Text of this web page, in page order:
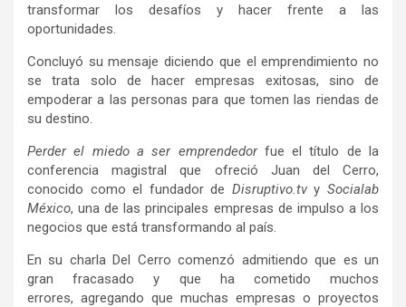
transformar los desafíos y hacer frente a las
oportunidades.
Concluyó su mensaje diciendo que el emprendimiento no
se trata solo de hacer empresas exitosas, sino de
empoderar a las personas para que tomen las riendas de
su destino.
Perder el miedo a ser emprendedorfue el título de la
conferencia magistral que ofreció Juan del Cerro,
conocido como el fundador de Disruptivo.tvySocialab
México, una de las principales empresas de impulso a los
negocios que está transformando al país.
En su charla Del Cerro comenzó admitiendo que es un
gran fracasado y que ha cometido muchos
errores, agregando que muchas empresas o proyectos